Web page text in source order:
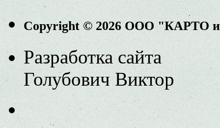
Copyright © 2026 ООО "КАРТО
Разработка сайта
Голубович Виктор